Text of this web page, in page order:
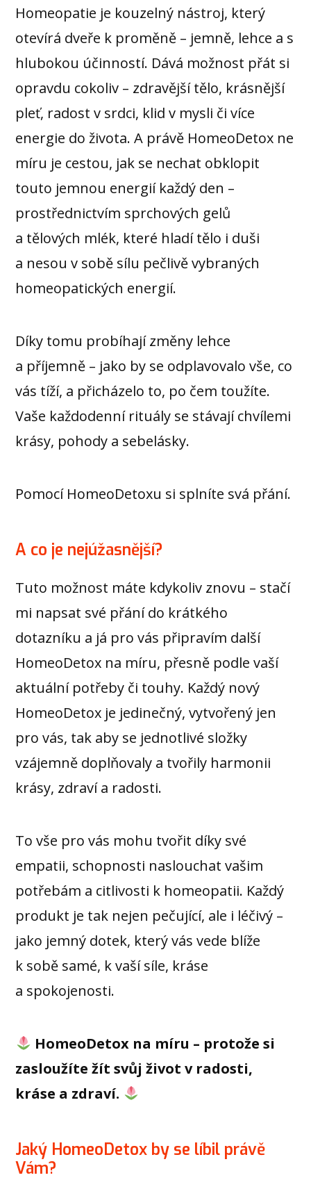
Homeopatie je kouzelný nástroj, který
otevírá dveře k proměně – jemně, lehce a s
hlubokou účinností. Dává možnost přát si
opravdu cokoliv – zdravější tělo, krásnější
pleť, radost v srdci, klid v mysli či více
energie do života. A právě HomeoDetox ne
míru je cestou, jak se nechat obklopit
touto jemnou energií každý den –
prostřednictvím sprchových gelů
a tělových mlék, které hladí tělo i duši
a nesou v sobě sílu pečlivě vybraných
homeopatických energií.
Díky tomu probíhají změny lehce
a příjemně – jako by se odplavovalo vše, co
vás tíží, a přicházelo to, po čem toužíte.
Vaše každodenní rituály se stávají chvílemi
krásy, pohody a sebelásky.
Pomocí HomeoDetoxu si splníte svá přání.
A co je nejúžasnější?
Tuto možnost máte kdykoliv znovu – stačí
mi napsat své přání do krátkého
dotazníku a já pro vás připravím další
HomeoDetox na míru, přesně podle vaší
aktuální potřeby či touhy. Každý nový
HomeoDetox je jedinečný, vytvořený jen
pro vás, tak aby se jednotlivé složky
vzájemně doplňovaly a tvořily harmonii
krásy, zdraví a radosti.
To vše pro vás mohu tvořit díky své
empatii, schopnosti naslouchat vašim
potřebám a citlivosti k homeopatii. Každý
produkt je tak nejen pečující, ale i léčivý –
jako jemný dotek, který vás vede blíže
k sobě samé, k vaší síle, kráse
a spokojenosti.
HomeoDetox na míru – protože si
zasloužíte žít svůj život v radosti,
kráse a zdraví.
Jaký HomeoDetox by se líbil právě
Vám?